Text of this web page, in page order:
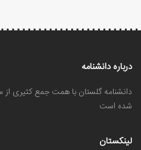
درباره دانشنامه
دانشنامه گلستان با همت جمع کثیری
شده است
لینکستان